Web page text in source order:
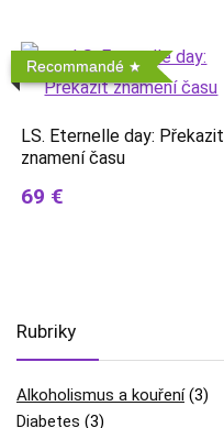
Recommandé
LS. Eternelle day: Překazit
znamení času
69 €
Rubriky
Alkoholismus a kouření(3)
Diabetes (3)